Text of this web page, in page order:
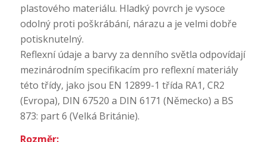
plastového materiálu. Hladký povrch je vysoce
odolný proti poškrábání, nárazu a je velmi dobře
potisknutelný.
Reflexní údaje a barvy za denního světla odpovídají
mezinárodním specifikacím pro reflexní materiály
této třídy, jako jsou EN 12899-1 třída RA1, CR2
(Evropa), DIN 67520 a DIN 6171 (Německo) a BS
873: part 6 (Velká Británie).
Rozměr: